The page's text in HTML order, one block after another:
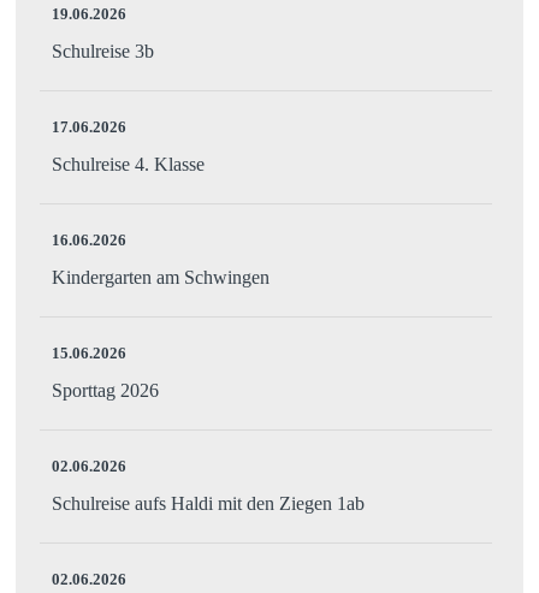
19.06.2026
Schulreise 3b
17.06.2026
Schulreise 4. Klasse
16.06.2026
Kindergarten am Schwingen
15.06.2026
Sporttag 2026
02.06.2026
Schulreise aufs Haldi mit den Ziegen 1ab
02.06.2026